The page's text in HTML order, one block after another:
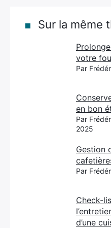
Sur la même
votre
Par
en bon
Par
2025
Gestion
Par
Check-
d’une